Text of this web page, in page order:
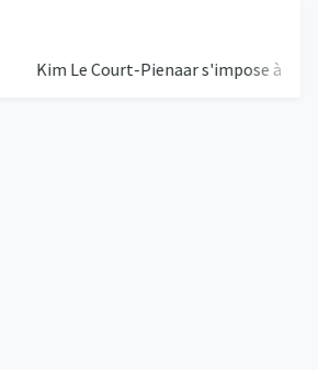
Le Court-Pienaar s'impose à Tournon-